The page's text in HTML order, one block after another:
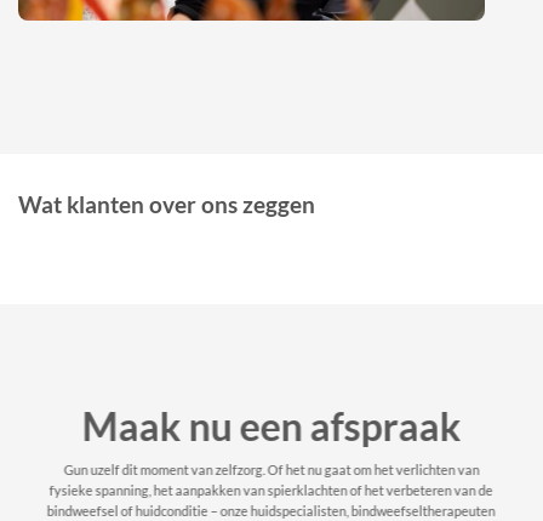
Wat klanten over ons zeggen
Maak nu een afspraak
Gun uzelf dit moment van zelfzorg. Of het nu gaat om het verlichten van
fysieke spanning, het aanpakken van spierklachten of het verbeteren van de
bindweefsel of huidconditie – onze huidspecialisten, bindweefseltherapeuten